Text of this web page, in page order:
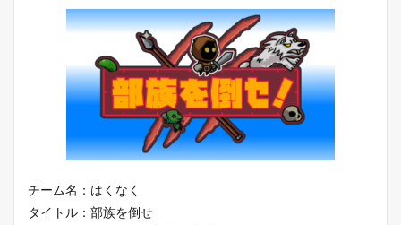
チーム名：はくなく
タイトル：部族を倒せ